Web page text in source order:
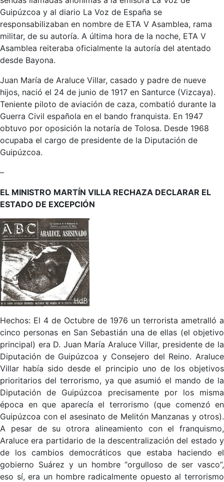
Guipúzcoa y al diario La Voz de España se
responsabilizaban en nombre de ETA V Asamblea, rama
militar, de su autoría. A última hora de la noche, ETA V
Asamblea reiteraba oficialmente la autoría del atentado
desde Bayona.
Juan María de Araluce Villar, casado y padre de nueve
hijos, nació el 24 de junio de 1917 en Santurce (Vizcaya).
Teniente piloto de aviación de caza, combatió durante la
Guerra Civil española en el bando franquista. En 1947
obtuvo por oposición la notaría de Tolosa. Desde 1968
ocupaba el cargo de presidente de la Diputación de
Guipúzcoa.
–
EL MINISTRO MARTÍN VILLA RECHAZA DECLARAR EL
ESTADO DE EXCEPCIÓN
Hechos: El 4 de Octubre de 1976 un terrorista ametralló a
cinco personas en San Sebastián una de ellas (el objetivo
principal) era D. Juan María Araluce Villar, presidente de la
Diputación de Guipúzcoa y Consejero del Reino. Araluce
Villar había sido desde el principio uno de los objetivos
prioritarios del terrorismo, ya que asumió el mando de la
Diputación de Guipúzcoa precisamente por los misma
época en que aparecía el terrorismo (que comenzó en
Guipúzcoa con el asesinato de Melitón Manzanas y otros).
A pesar de su otrora alineamiento con el franquismo,
Araluce era partidario de la descentralización del estado y
de los cambios democráticos que estaba haciendo el
gobierno Suárez y un hombre “orgulloso de ser vasco”,
eso sí, era un hombre radicalmente opuesto al terrorismo